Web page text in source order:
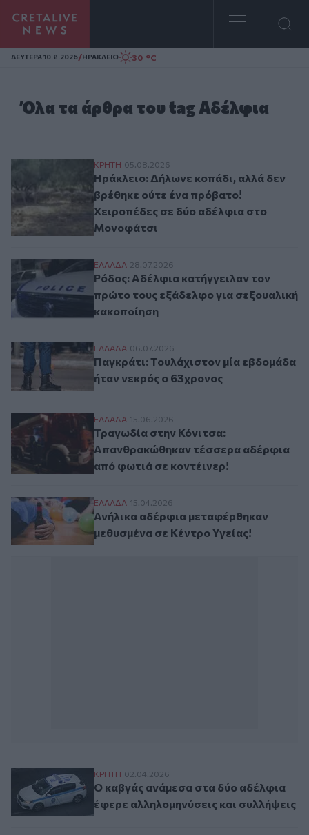
Homepage
ΔΕΥΤΕΡΑ 10.8.2026/ΗΡΑΚΛΕΙΟ 30 °C
Όλα τα άρθρα του tag Αδέλφια
Ηράκλειο: Δήλωνε κοπάδι, αλλά δεν
ΚΡΗΤΗ 05.08.2026
Ηράκλειο: Δήλωνε κοπάδι, αλλά δεν
βρέθηκε ούτε ένα πρόβατο!
Χειροπέδες σε δύο αδέλφια στο
Μονοφάτσι
Ρόδος: Αδέλφια κατήγγειλαν τον πρώτο
ΕΛΛAΔΑ 28.07.2026
Ρόδος: Αδέλφια κατήγγειλαν τον
πρώτο τους εξάδελφο για σεξουαλική
κακοποίηση
Παγκράτι: Τουλάχιστον μία εβδομάδα
ΕΛΛAΔΑ 06.07.2026
Παγκράτι: Τουλάχιστον μία εβδομάδα
ήταν νεκρός ο 63χρονος
Τραγωδία στην Κόνιτσα:
ΕΛΛAΔΑ 15.06.2026
Τραγωδία στην Κόνιτσα:
Απανθρακώθηκαν τέσσερα αδέρφια
από φωτιά σε κοντέινερ!
Ανήλικα αδέρφια μεταφέρθηκαν
ΕΛΛAΔΑ 15.04.2026
Ανήλικα αδέρφια μεταφέρθηκαν
μεθυσμένα σε Κέντρο Υγείας!
Ο καβγάς ανάμεσα στα δύο αδέλφια
ΚΡΗΤΗ 02.04.2026
Ο καβγάς ανάμεσα στα δύο αδέλφια
έφερε αλληλομηνύσεις και συλλήψεις